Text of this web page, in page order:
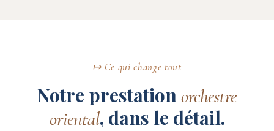
↦ Ce qui change tout
Notre prestation orchestre
oriental, dans le détail.